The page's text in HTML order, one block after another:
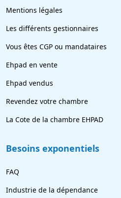
Mentions légales
Les différents gestionnaires
Vous êtes CGP ou mandataires
Ehpad en vente
Ehpad vendus
Revendez votre chambre
La Cote de la chambre EHPAD
Besoins exponentiels
FAQ
Industrie de la dépendance